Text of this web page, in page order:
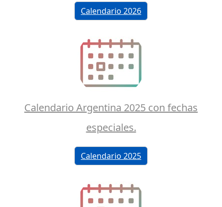
Calendario 2026
Calendario Argentina 2025 con fechas
especiales.
Calendario 2025